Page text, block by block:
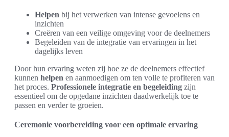
Helpen bij het verwerken van intense gevoelens en
inzichten
Creëren van een veilige omgeving voor de deelnemers
Begeleiden van de integratie van ervaringen in het
dagelijks leven
Door hun ervaring weten zij hoe ze de deelnemers effectief
kunnen helpen en aanmoedigen om ten volle te profiteren van
het proces. Professionele integratie en begeleiding zijn
essentieel om de opgedane inzichten daadwerkelijk toe te
passen en verder te groeien.
Ceremonie voorbereiding voor een optimale ervaring